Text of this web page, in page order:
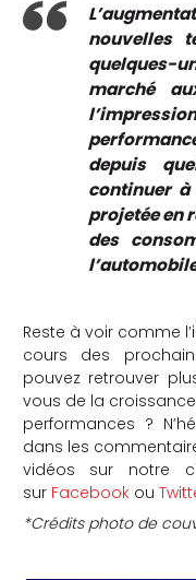
nouvelles
quelques-
marché
depuis
continuer
projetée en
des
Reste à voir comme
cours des
pouvez retrouver
vous de la
performances ?
dans les
vidéos sur notre
sur Facebookou
*Crédits photo de